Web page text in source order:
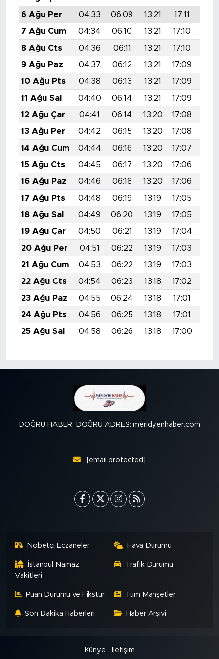
6 Ağu Per
04:33 06:09 13:21 17:11
7 Ağu Cum
04:34 06:10 13:21 17:10
8 Ağu Cts
04:36 06:11 13:21 17:10
9 Ağu Paz
04:37 06:12 13:21 17:09
10 Ağu Pts
04:38 06:13 13:21 17:09
11 Ağu Sal
04:40 06:14 13:21 17:09
12 Ağu Çar
04:41 06:14 13:20 17:08
13 Ağu Per
04:42 06:15 13:20 17:08
14 Ağu Cum
04:44 06:16 13:20 17:07
15 Ağu Cts
04:45 06:17 13:20 17:06
16 Ağu Paz
04:46 06:18 13:20 17:06
17 Ağu Pts
04:48 06:19 13:19 17:05
18 Ağu Sal
04:49 06:20 13:19 17:05
19 Ağu Çar
04:50 06:21 13:19 17:04
20 Ağu Per
04:51 06:22 13:19 17:03
21 Ağu Cum
04:53 06:22 13:19 17:03
22 Ağu Cts
04:54 06:23 13:18 17:02
23 Ağu Paz
04:55 06:24 13:18 17:01
24 Ağu Pts
04:56 06:25 13:18 17:01
25 Ağu Sal
04:58 06:26 13:18 17:00
DOĞRU HABER, DOĞRU ADRES: meridyenhaber.com
[email protected]
Nöbetçi Eczaneler Hava Durumu
İstanbul Namaz
Vakitleri
Trafik Durumu
Puan Durumu ve Fikstür Tüm Manşetler
Son Dakika Haberleri Haber Arşivi
Künye İletişim